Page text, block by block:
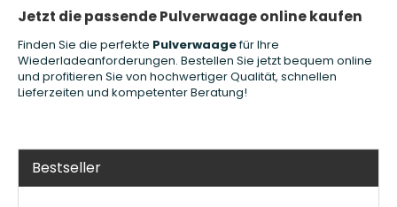
Jetzt die passende Pulverwaage online kaufen
Finden Sie die perfekte Pulverwaagefür Ihre
Wiederladeanforderungen. Bestellen Sie jetzt bequem online
und profitieren Sie von hochwertiger Qualität, schnellen
Lieferzeiten und kompetenter Beratung!
Bestseller